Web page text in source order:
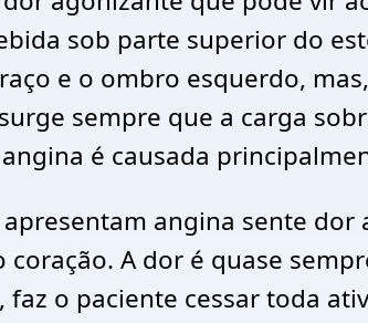
sob parte superior do
e o ombro esquerdo,
sempre que a carga
é causada
angina sente
A dor é quase
o paciente cessar toda